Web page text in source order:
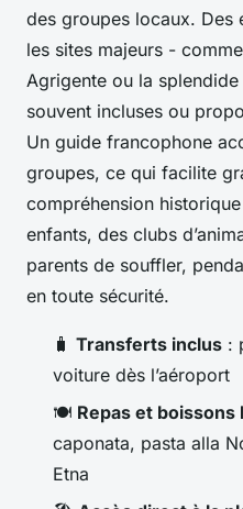
des groupes locaux. Des
les sites majeurs - comme
Agrigente ou la
souvent incluses ou
Un guide francophone
groupes, ce qui facilite
compréhension
enfants, des clubs
parents de souffler,
en toute sécurité.
🧳 Transferts inclus :
voiture dès l’aéroport
🍽️ Repas et boissons
caponata, pasta alla
Etna